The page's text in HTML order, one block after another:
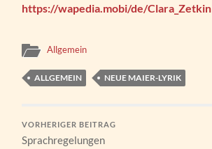
https://wapedia.mobi/de/Clara_Zetkin
Allgemein
ALLGEMEIN NEUE MAIER-LYRIK
VORHERIGER BEITRAG
Sprachregelungen